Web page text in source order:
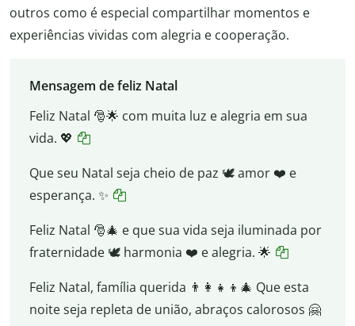
outros como é especial compartilhar momentos e
experiências vividas com alegria e cooperação.
Mensagem de feliz Natal
Feliz Natal 🎅🌟 com muita luz e alegria em sua
vida. 💖
Que seu Natal seja cheio de paz 🕊️ amor ❤️ e
esperança. ✨
Feliz Natal 🎅🎄 e que sua vida seja iluminada por
fraternidade 🕊️ harmonia ❤️ e alegria. 🌟
Feliz Natal, família querida 👨‍👩‍👧‍👦🎄 Que esta
noite seja repleta de união, abraços calorosos 🤗